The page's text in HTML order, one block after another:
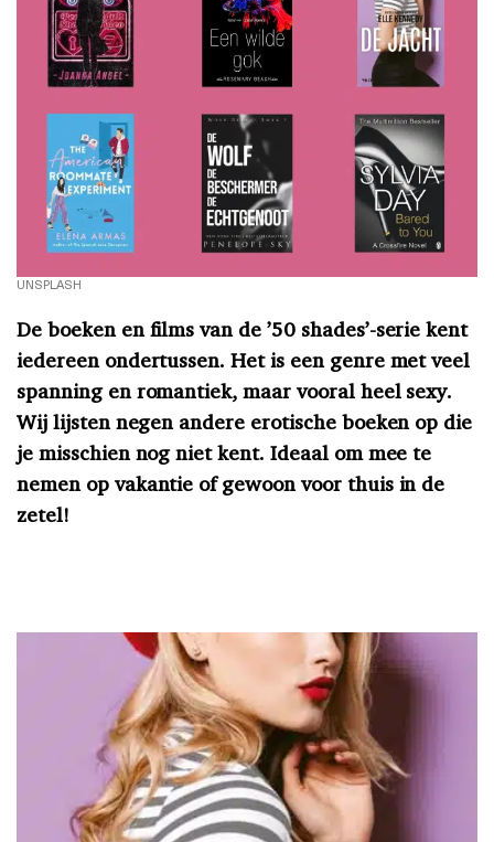
UNSPLASH
De boeken en films van de ’50 shades’-serie kent
iedereen ondertussen. Het is een genre met veel
spanning en romantiek, maar vooral heel sexy.
Wij lijsten negen andere erotische boeken op die
je misschien nog niet kent. Ideaal om mee te
nemen op vakantie of gewoon voor thuis in de
zetel!